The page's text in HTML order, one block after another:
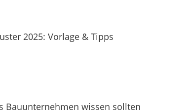
2025: Vorlage & Tipps
Bauunternehmen wissen sollten